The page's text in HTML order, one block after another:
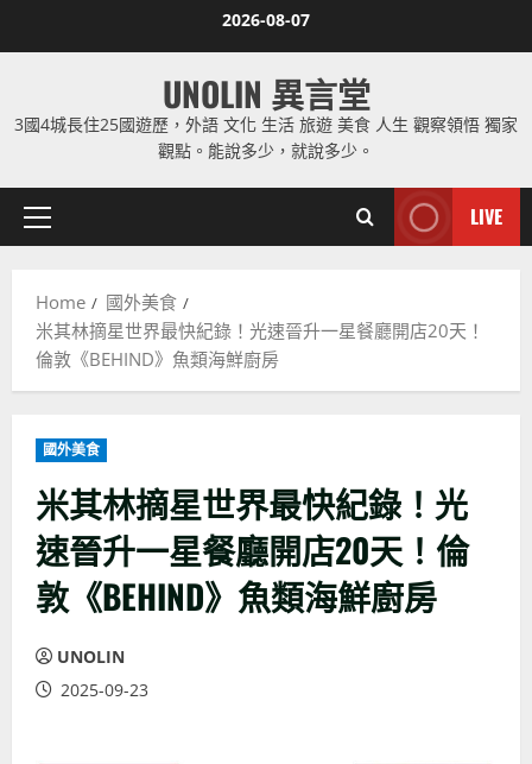
2026-08-07
UNOLIN 異言堂
3國4城長住25國遊歷，外語 文化 生活 旅遊 美食 人生 觀察領悟 獨家
觀點。能說多少，就說多少。
Primary
LIVE
Home
國外美食
米其林摘星世界最快紀錄！光速晉升一星餐廳開店20天！
倫敦《BEHIND》魚類海鮮廚房
國外美食
米其林摘星世界最快紀錄！光
速晉升一星餐廳開店20天！倫
敦《BEHIND》魚類海鮮廚房
UNOLIN
2025-09-23